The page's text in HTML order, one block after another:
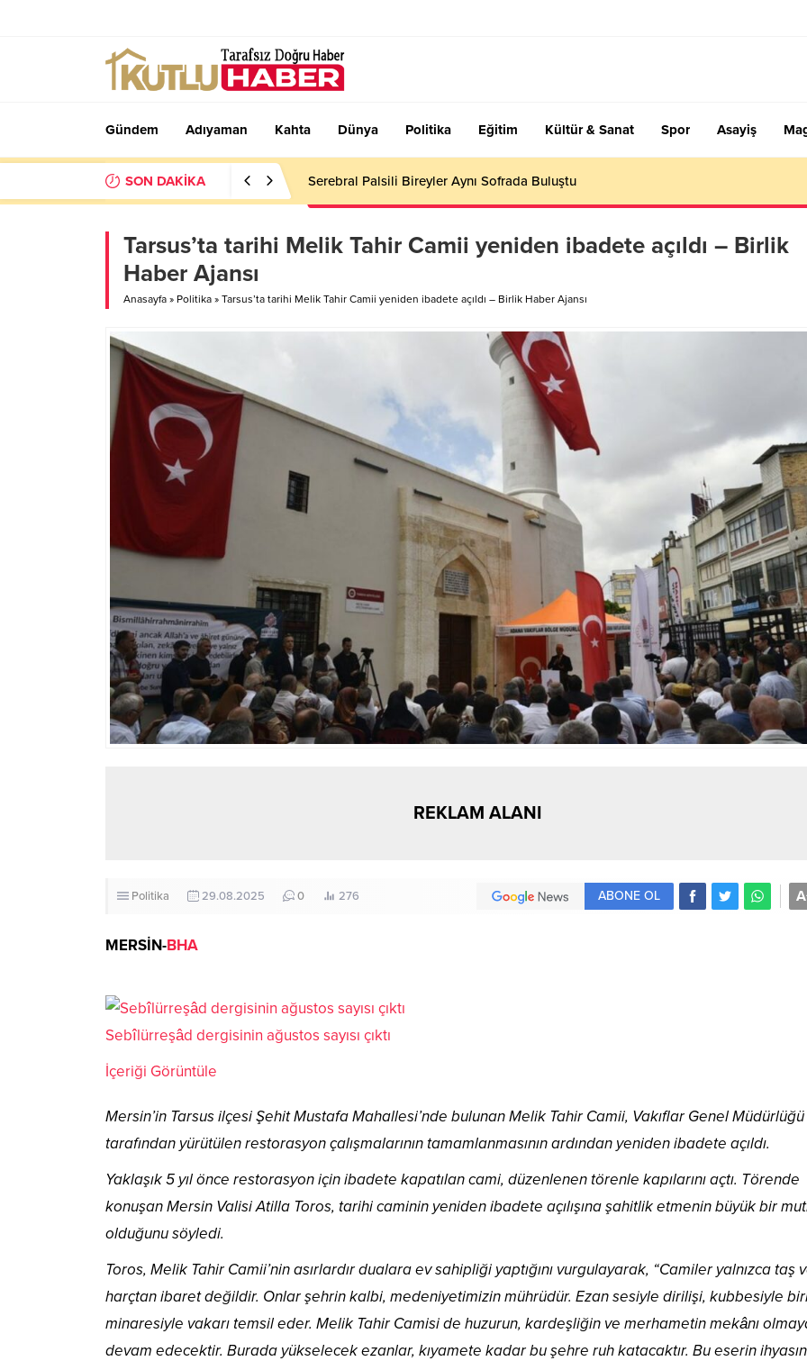
Gündem Adıyaman Kahta Dünya Politika Eğitim Kültür & Sanat Spor Asayiş
SON DAKİKA Serebral Palsili Bireyler Aynı Sofrada Buluştu
Tarsus’ta tarihi Melik Tahir Camii yeniden ibadete açıldı – Birlik
Haber Ajansı
Anasayfa » Politika » Tarsus’ta tarihi Melik Tahir Camii yeniden ibadete açıldı – Birlik Haber Ajansı
REKLAM ALANI
Politika 29.08.2025 0 276 A
ABONE OL
MERSİN-BHA
Sebîlürreşâd dergisinin ağustos sayısı çıktı
İçeriği Görüntüle
Mersin’in Tarsus ilçesi Şehit Mustafa Mahallesi’nde bulunan Melik Tahir Camii, Vakıflar Genel Müdürlüğü
tarafından yürütülen restorasyon çalışmalarının tamamlanmasının ardından yeniden ibadete açıldı.
Yaklaşık 5 yıl önce restorasyon için ibadete kapatılan cami, düzenlenen törenle kapılarını açtı. Törende
konuşan Mersin Valisi Atilla Toros, tarihi caminin yeniden ibadete açılışına şahitlik etmenin büyük bir
olduğunu söyledi.
Toros, Melik Tahir Camii’nin asırlardır dualara ev sahipliği yaptığını vurgulayarak, “Camiler yalnızca taş
harçtan ibaret değildir. Onlar şehrin kalbi, medeniyetimizin mührüdür. Ezan sesiyle dirilişi, kubbesiyle
minaresiyle vakarı temsil eder. Melik Tahir Camisi de huzurun, kardeşliğin ve merhametin mekânı
devam edecektir. Burada yükselecek ezanlar, kıyamete kadar bu şehre ruh katacaktır. Bu eserin